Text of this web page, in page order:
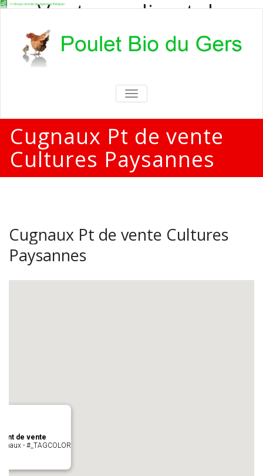
Vente en direct de
poulets bio
Vente en direct de poulets bio aux
particuliers et professionnels
TOGGLE
NAVIGATION
Cugnaux Pt de vente
Cultures Paysannes
Cugnaux Pt de vente Cultures
Paysannes
de vente
- #_TAGCOLOR